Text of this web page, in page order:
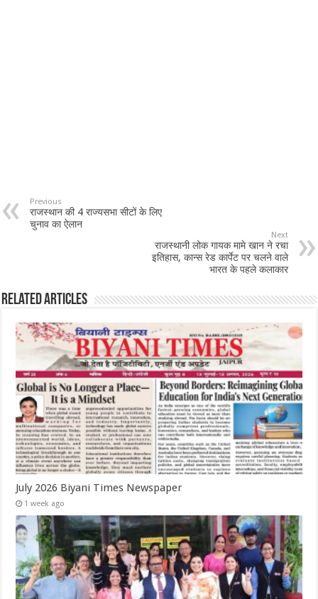
Previous
राजस्थान की 4 राज्यसभा सीटों के लिए
चुनाव का ऐलान
Next
राजस्थानी लोक गायक मामे खान ने रचा
इतिहास, कान्स रेड कार्पेट पर चलने वाले
भारत के पहले कलाकार
Related Articles
July 2026 Biyani Times Newspaper
1 week ago